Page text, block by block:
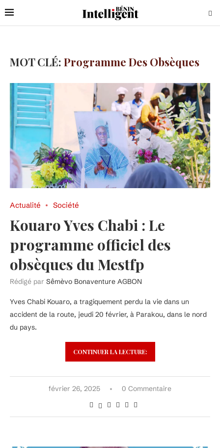
MOT CLÉ: Programme Des Obsèques
Actualité Société
Kouaro Yves Chabi : Le
programme officiel des
obsèques du Mestfp
Rédigé par Sêmèvo Bonaventure AGBON
Yves Chabi Kouaro, a tragiquement perdu la vie dans un
accident de la route, jeudi 20 février, à Parakou, dans le nord
du pays.
CONTINUER LA LECTURE:
février 26, 2025 0 Commentaire